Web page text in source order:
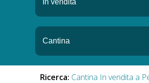
Ricerca: Cantina In vendita a